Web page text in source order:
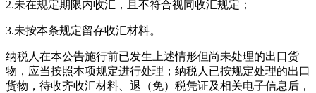
2.未在规定期限内收汇，且不符合视同收汇规定；
3.未按本条规定留存收汇材料。
纳税人在本公告施行前已发生上述情形但尚未处理的出口货
物，应当按照本项规定进行处理；纳税人已按规定处理的出口
货物，待收齐收汇材料、退（免）税凭证及相关电子信息后，